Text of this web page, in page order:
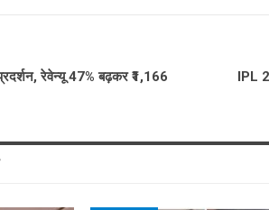
रेवेन्यू 47% बढ़कर ₹1,166
IPL